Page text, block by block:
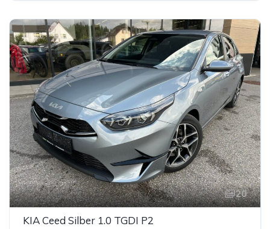
20
KIA Ceed Silber 1.0 TGDI P2